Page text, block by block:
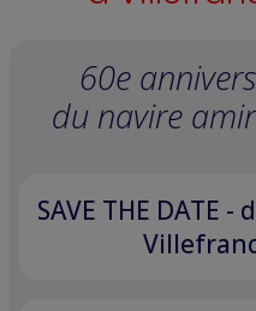
60e
du navire
SAVE THE DATE